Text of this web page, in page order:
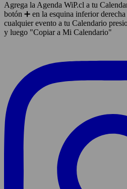
Agrega la Agenda WiP.cl a tu
botón ➕ en la esquina inferior
cualquier evento a tu Calendario
y luego "Copiar a Mi Calendario"